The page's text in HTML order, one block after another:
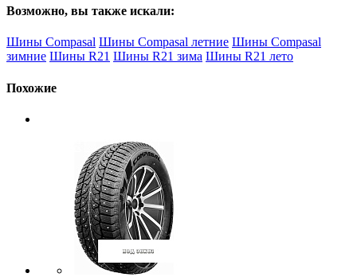
Возможно, вы также искали:
Шины Compasal Шины Compasal летние Шины Compasal
зимние Шины R21 Шины R21 зима Шины R21 лето
Похожие